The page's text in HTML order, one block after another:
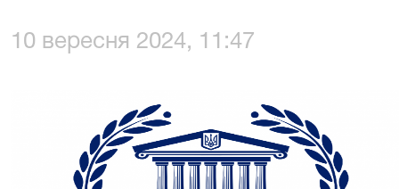
10 вересня 2024, 11:47